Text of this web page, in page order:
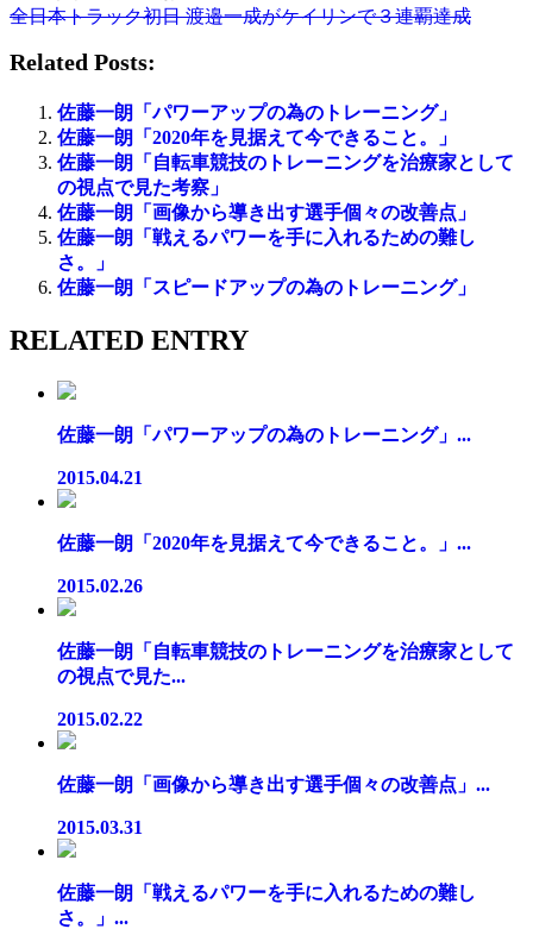
全日本トラック初日 渡邉一成がケイリンで３連覇達成
Related Posts:
佐藤一朗「パワーアップの為のトレーニング」
佐藤一朗「2020年を見据えて今できること。」
佐藤一朗「自転車競技のトレーニングを治療家として
の視点で見た考察」
佐藤一朗「画像から導き出す選手個々の改善点」
佐藤一朗「戦えるパワーを手に入れるための難し
さ。」
佐藤一朗「スピードアップの為のトレーニング」
RELATED ENTRY
佐藤一朗「パワーアップの為のトレーニング」...
2015.04.21
佐藤一朗「2020年を見据えて今できること。」...
2015.02.26
佐藤一朗「自転車競技のトレーニングを治療家として
の視点で見た...
2015.02.22
佐藤一朗「画像から導き出す選手個々の改善点」...
2015.03.31
佐藤一朗「戦えるパワーを手に入れるための難し
さ。」...